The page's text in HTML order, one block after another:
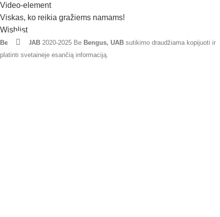
Click to enlarge
Video-element
Viskas, ko reikia gražiems namams!
Wishlist
Bengus, UAB 2020-2025 Be Bengus, UAB sutikimo draudžiama kopijuoti ir
platinti svetainėje esančią informaciją.